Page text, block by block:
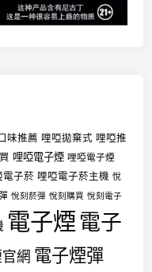
味推薦 哩啞拋棄式 哩啞推
哩啞電子煙 哩啞電子煙
電子菸 哩啞電子菸主機 悅
悅刻菸彈 悅刻購買 悅刻電子
電子煙 電子
網 電子煙彈